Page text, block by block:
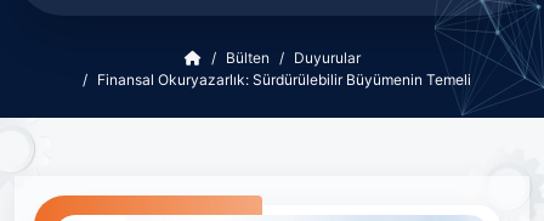
Bülten
Duyurular
Finansal Okuryazarlık: Sürdürülebilir Büyümenin Temeli